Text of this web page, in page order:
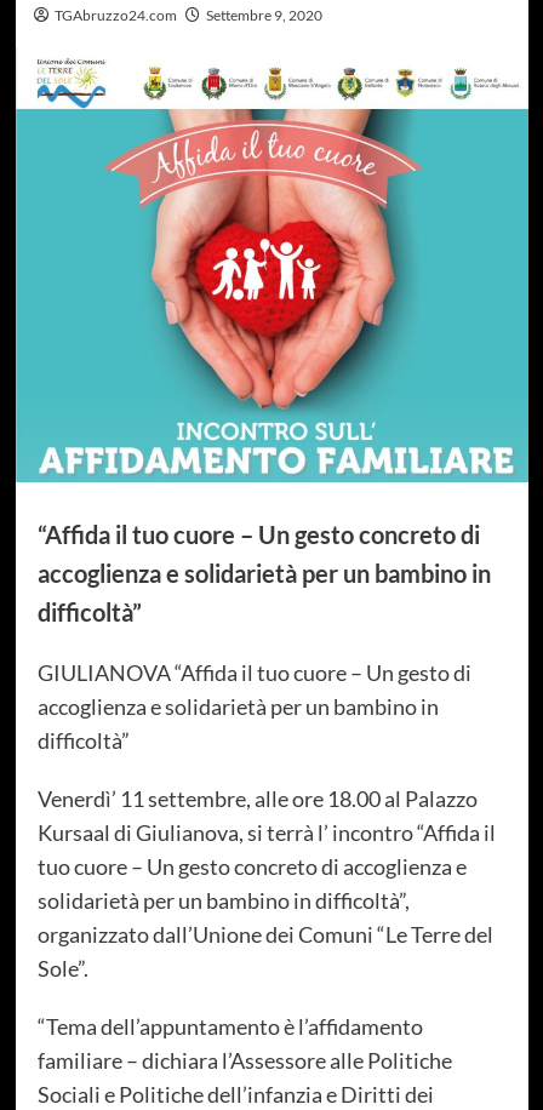
TGAbruzzo24.com Settembre 9, 2020
“Affida il tuo cuore – Un gesto concreto di
accoglienza e solidarietà per un bambino in
difficoltà”
GIULIANOVA “Affida il tuo cuore – Un gesto di
accoglienza e solidarietà per un bambino in
difficoltà”
Venerdì’ 11 settembre, alle ore 18.00 al Palazzo
Kursaal di Giulianova, si terrà l’ incontro “Affida il
tuo cuore – Un gesto concreto di accoglienza e
solidarietà per un bambino in difficoltà”,
organizzato dall’Unione dei Comuni “Le Terre del
Sole”.
“Tema dell’appuntamento è l’affidamento
familiare – dichiara l’Assessore alle Politiche
Sociali e Politiche dell’infanzia e Diritti dei